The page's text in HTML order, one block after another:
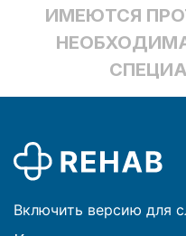
ИМЕЮТСЯ
Включить версию для